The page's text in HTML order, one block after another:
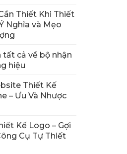
Thiết Khi Thiết
Nghĩa và Mẹo
tất cả về bộ nhận
hiệu
Thiết Kế
– Ưu Và Nhược
Kế Logo – Gợi
Cụ Tự Thiết